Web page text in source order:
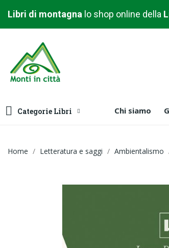
Libri di montagna o shop online della
Categorie Libri Chi siamo
Home Letteratura e saggi Ambientalismo